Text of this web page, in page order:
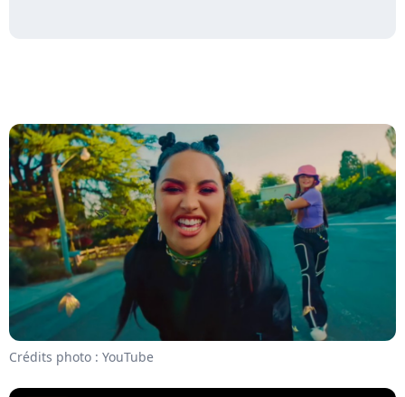
Crédits photo : YouTube